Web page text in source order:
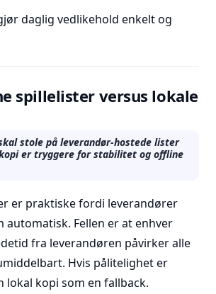
daglig vedlikehold enkelt og
spillelister versus lokale
stole på leverandør-hostede lister
er tryggere for stabilitet og offline
er praktiske fordi leverandører
automatisk. Fellen er at enhver
fra leverandøren påvirker alle
Hvis pålitelighet er
lokal kopi som en fallback.